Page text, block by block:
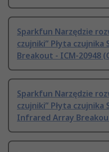
Sparkfun Narzędzie
czujniki” Płyta czujnika
Breakout - ICM-20948
Sparkfun Narzędzie
czujniki” Płyta czujnika
Infrared Array